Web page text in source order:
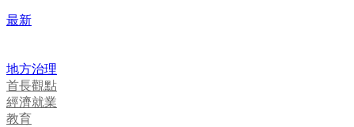
最新
地方治理
首長觀點
經濟就業
教育